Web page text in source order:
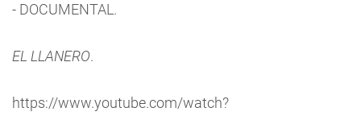
- DOCUMENTAL.
EL LLANERO.
https://www.youtube.com/watch?